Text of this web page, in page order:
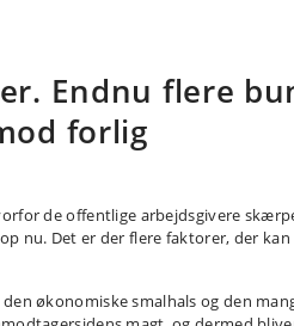
Endnu flere
forlig
de offentlige arbejdsgivere
nu. Det er der flere faktorer, der
økonomiske smalhals og den